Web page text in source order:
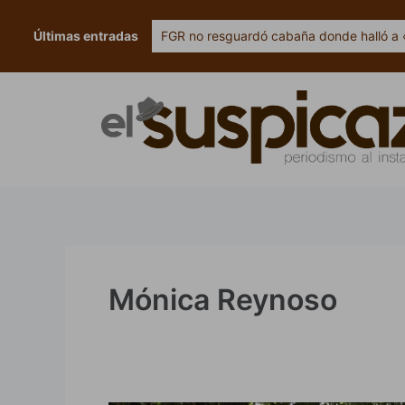
Últimas entradas FGR no resguardó cabaña donde halló
Mónica Reynoso